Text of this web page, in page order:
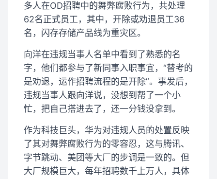
多人在OD招聘中的舞弊腐败行为，共处理
62名正式员工，其中，开除或劝退员工36
名，闪存存储产品线为重灾区。
向洋在违规当事人名单中看到了熟悉的名
字，他们都参与了新同事入职事宜，“替考的
是劝退，运作招聘流程的是开除”。事发后，
违规当事人跟向洋说，没想到帮了一个小
忙，把自己搭进去了，还一分钱没拿到。
作为科技巨头，华为对违规人员的处置反映
了其对舞弊腐败行为的零容忍，这与腾讯、
字节跳动、美团等大厂的步调是一致的。但
大厂规模巨大，每年招聘数千上万人，具体